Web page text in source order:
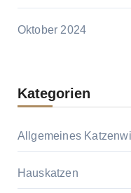
Oktober 2024
Kategorien
Allgemeines
Hauskatzen